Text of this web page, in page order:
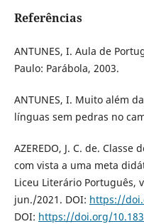
Referências
ANTUNES, I. Aula de
Paulo: Parábola, 2003.
ANTUNES, I. Muito além
línguas sem pedras no
AZEREDO, J. C. de.
com vista a uma meta
Liceu Literário Português,
jun./2021. DOI: https://
DOI: https://doi.org/